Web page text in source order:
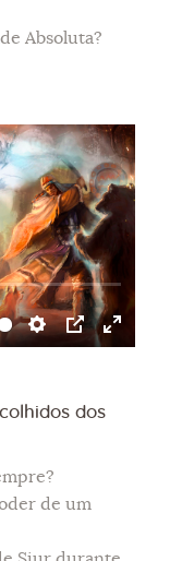
Absoluta?
dos
de um